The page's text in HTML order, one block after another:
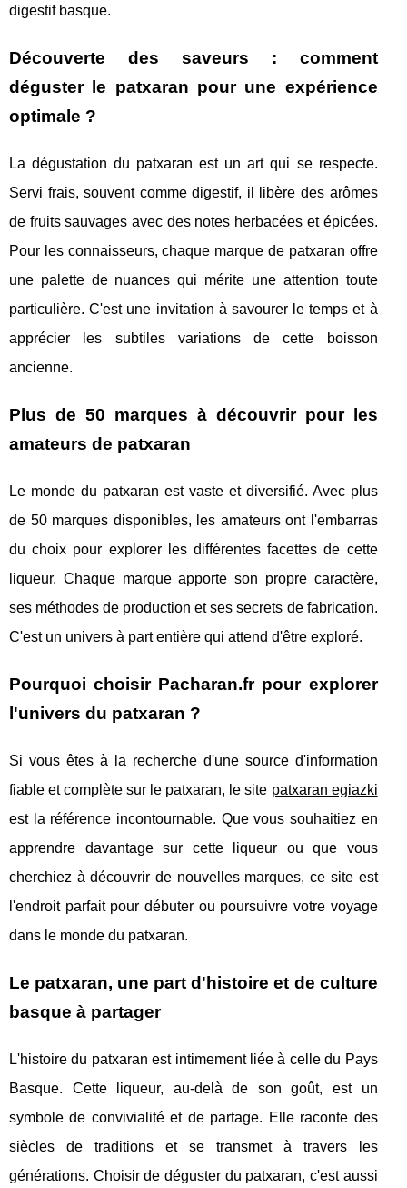
digestif basque.
Découverte des saveurs : comment
déguster le patxaran pour une expérience
optimale ?
La dégustation du patxaran est un art qui se respecte.
Servi frais, souvent comme digestif, il libère des arômes
de fruits sauvages avec des notes herbacées et épicées.
Pour les connaisseurs, chaque marque de patxaran offre
une palette de nuances qui mérite une attention toute
particulière. C'est une invitation à savourer le temps et à
apprécier les subtiles variations de cette boisson
ancienne.
Plus de 50 marques à découvrir pour les
amateurs de patxaran
Le monde du patxaran est vaste et diversifié. Avec plus
de 50 marques disponibles, les amateurs ont l'embarras
du choix pour explorer les différentes facettes de cette
liqueur. Chaque marque apporte son propre caractère,
ses méthodes de production et ses secrets de fabrication.
C'est un univers à part entière qui attend d'être exploré.
Pourquoi choisir Pacharan.fr pour explorer
l'univers du patxaran ?
Si vous êtes à la recherche d'une source d'information
fiable et complète sur le patxaran, le site patxaran egiazki
est la référence incontournable. Que vous souhaitiez en
apprendre davantage sur cette liqueur ou que vous
cherchiez à découvrir de nouvelles marques, ce site est
l'endroit parfait pour débuter ou poursuivre votre voyage
dans le monde du patxaran.
Le patxaran, une part d'histoire et de culture
basque à partager
L'histoire du patxaran est intimement liée à celle du Pays
Basque. Cette liqueur, au-delà de son goût, est un
symbole de convivialité et de partage. Elle raconte des
siècles de traditions et se transmet à travers les
générations. Choisir de déguster du patxaran, c'est aussi